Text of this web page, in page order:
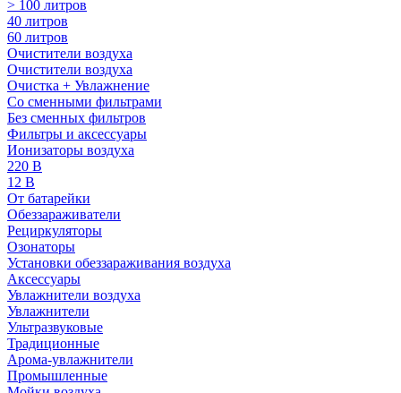
> 100 литров
40 литров
60 литров
Очистители воздуха
Очистители воздуха
Очистка + Увлажнение
Cо сменными фильтрами
Без сменных фильтров
Фильтры и аксессуары
Ионизаторы воздуха
220 В
12 В
От батарейки
Обеззараживатели
Рециркуляторы
Озонаторы
Установки обеззараживания воздуха
Аксессуары
Увлажнители воздуха
Увлажнители
Ультразвуковые
Традиционные
Арома-увлажнители
Промышленные